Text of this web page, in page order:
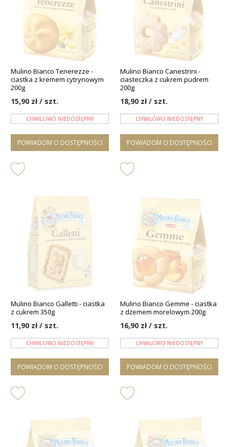
Mulino Bianco Tenerezze -
ciastka z kremem cytrynowym
200g
15,90 zł / szt.
CHWILOWO NIEDOSTĘPNY
POWIADOM O DOSTĘPNOŚCI
Mulino Bianco Canestrini -
ciasteczka z cukrem pudrem
200g
18,90 zł / szt.
CHWILOWO NIEDOSTĘPNY
POWIADOM O DOSTĘPNOŚCI
Mulino Bianco Galletti - ciastka
z cukrem 350g
11,90 zł / szt.
CHWILOWO NIEDOSTĘPNY
POWIADOM O DOSTĘPNOŚCI
Mulino Bianco Gemme - ciastka
z dżemem morelowym 200g
16,90 zł / szt.
CHWILOWO NIEDOSTĘPNY
POWIADOM O DOSTĘPNOŚCI